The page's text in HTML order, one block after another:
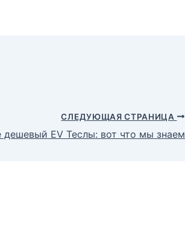
СЛЕДУЮЩАЯ СТРАНИЦА
дешевый EV Теслы: вот что мы знаем